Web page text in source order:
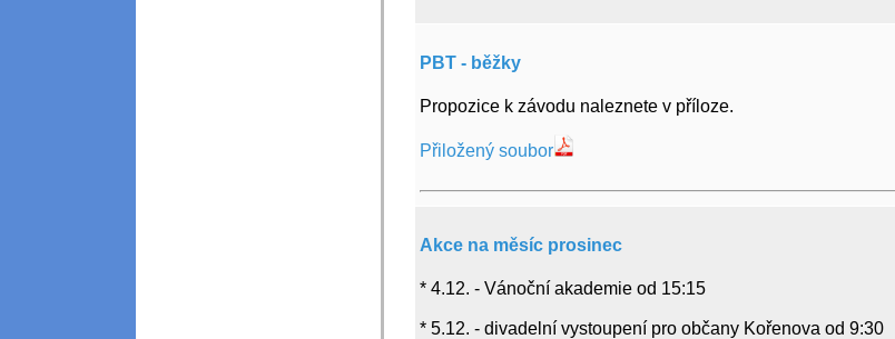
PBT - běžky
Propozice k závodu naleznete v příloze.
Přiložený soubor
Akce na měsíc prosinec
* 4.12. - Vánoční akademie od 15:15
* 5.12. - divadelní vystoupení pro občany Kořenova od 9:30